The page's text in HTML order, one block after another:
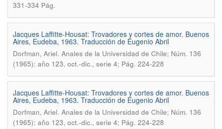
331-334 Pág.
Jacques Laffitte-Housat: Trovadores y cortes de amor. Buenos
Aires, Eudeba, 1963. Traducción de Eugenio Abril
Dorfman, Ariel. Anales de la Universidad de Chile; Núm. 136
(1965): año 123, oct.-dic., serie 4; Pág. 224-228
Jacques Laffitte-Housat: Trovadores y cortes de amor. Buenos
Aires, Eudeba, 1963. Traducción de Eugenio Abril
Dorfman, Ariel. Anales de la Universidad de Chile; Núm. 136
(1965): año 123, oct.-dic., serie 4; Pág. 224-228